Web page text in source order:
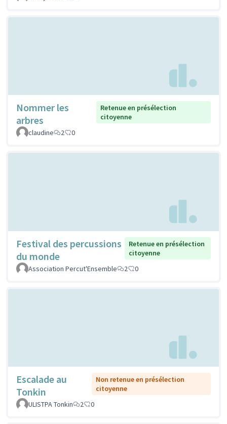
Nommer les
arbres
Retenue en présélection
citoyenne
claudine
2 0
Festival des percussions
du monde
Retenue en présélection
citoyenne
Association Percut'Ensemble
2 0
Escalade au
Tonkin
Non retenue en présélection
citoyenne
ULISTPA Tonkin
2 0